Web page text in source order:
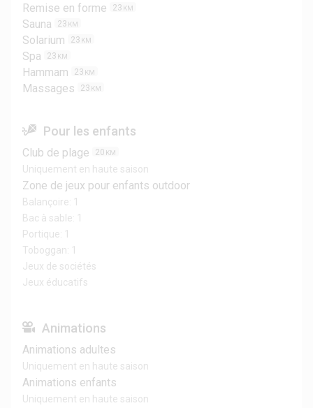
Remise en forme 23 KM
Sauna 23 KM
Solarium 23 KM
Spa 23 KM
Hammam 23 KM
Massages 23 KM
Pour les enfants
Club de plage 20 KM
Uniquement en haute saison
Zone de jeux pour enfants outdoor
Balançoire: 1
Bac à sable: 1
Portique: 1
Toboggan: 1
Jeux de sociétés
Jeux éducatifs
Animations
Animations adultes
Uniquement en haute saison
Animations enfants
Uniquement en haute saison